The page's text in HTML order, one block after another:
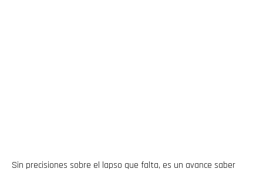
Sin precisiones sobre el lapso que falta, es un avance saber